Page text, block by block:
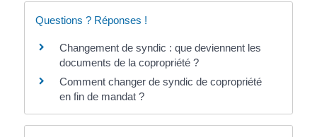
Questions ? Réponses !
Changement de syndic : que deviennent les
documents de la copropriété ?
Comment changer de syndic de copropriété
en fin de mandat ?